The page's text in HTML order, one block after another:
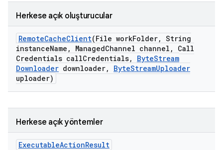
Herkese açık oluşturucular
RemoteCacheClient(File workFolder, String
instanceName , ManagedChannel channel ,
Call
Credentials callCredentials, ByteStream
Downloader downloader, ByteStreamUploader
uploader)
Herkese açık yöntemler
ExecutableActionResult